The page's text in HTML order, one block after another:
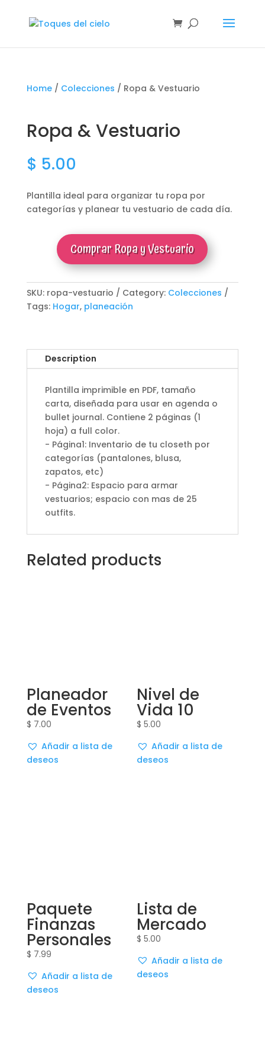
Home/ Colecciones / Ropa & Vestuario
Ropa & Vestuario
$ 5.00
Plantilla ideal para organizar tu ropa por
categorías y planear tu vestuario de cada día.
Comprar Ropa y Vestuario
SKU: ropa-vestuario Category: Colecciones
Tags: Hogar, planeación
Description
Plantilla imprimible en PDF, tamaño
carta, diseñada para usar en agenda o
bullet journal. Contiene 2 páginas (1
hoja) a full color.
- Página1: Inventario de tu closeth por
categorías (pantalones, blusa,
zapatos, etc)
- Página2: Espacio para armar
vestuarios; espacio con mas de 25
outfits.
Related products
Planeador
de Eventos
$ 7.00
Añadir a lista de
deseos
Nivel de
Vida 10
$ 5.00
Añadir a lista de
deseos
Paquete
Finanzas
Personales
$ 7.99
Añadir a lista de
deseos
Lista de
Mercado
$ 5.00
Añadir a lista de
deseos